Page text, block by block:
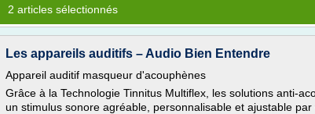
2 articles sélectionnés
Les appareils auditifs – Audio Bien Entendre
Appareil auditif masqueur d'acouphènes
Grâce à la Technologie Tinnitus Multiflex, les solutions anti-
un stimulus sonore agréable, personnalisable et ajustable